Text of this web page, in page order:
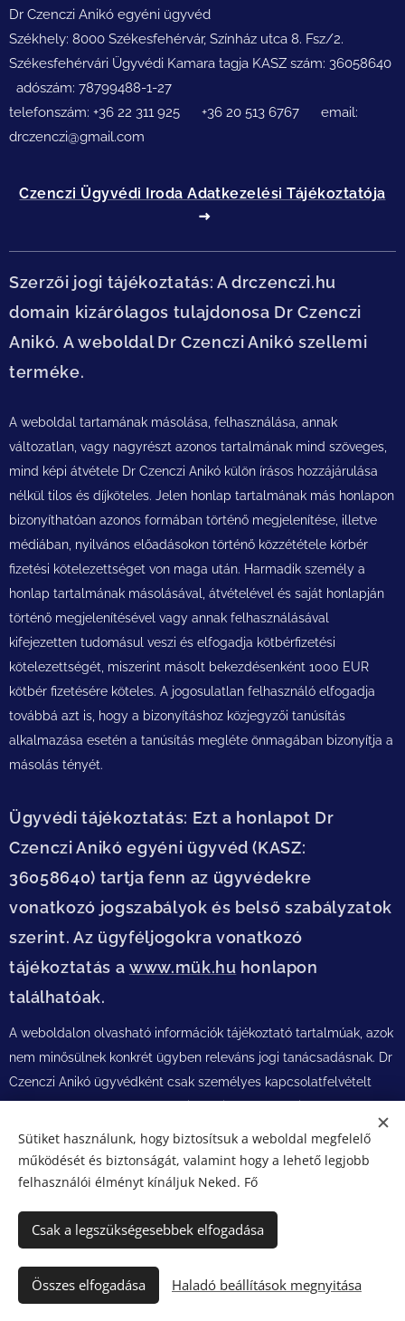
Dr Czenczi Anikó egyéni ügyvéd
Székhely: 8000 Székesfehérvár, Színház utca 8. Fsz/2.
Székesfehérvári Ügyvédi Kamara tagja KASZ szám: 36058640
adószám: 78799488-1-27
telefonszám: +36 22 311 925 +36 20 513 6767 email:
drczenczi@gmail.com
Czenczi Ügyvédi Iroda Adatkezelési Tájékoztatója
Szerzői jogi tájékoztatás: A drczenczi.hu
domain kizárólagos tulajdonosa Dr Czenczi
Anikó. A weboldal Dr Czenczi Anikó szellemi
terméke.
A weboldal tartamának másolása, felhasználása, annak
változatlan, vagy nagyrészt azonos tartalmának mind szöveges,
mind képi átvétele Dr Czenczi Anikó külön írásos hozzájárulása
nélkül tilos és díjköteles. Jelen honlap tartalmának más honlapon
bizonyíthatóan azonos formában történő megjelenítése, illetve
médiában, nyilvános előadásokon történő közzététele körbér
fizetési kötelezettséget von maga után. Harmadik személy a
honlap tartalmának másolásával, átvételével és saját honlapján
történő megjelenítésével vagy annak felhasználásával
kifejezetten tudomásul veszi és elfogadja kötbérfizetési
kötelezettségét, miszerint másolt bekezdésenként 1000 EUR
kötbér fizetésére köteles. A jogosulatlan felhasználó elfogadja
továbbá azt is, hogy a bizonyításhoz közjegyzői tanúsítás
alkalmazása esetén a tanúsítás megléte önmagában bizonyítja a
másolás tényét.
Ügyvédi tájékoztatás: Ezt a honlapot Dr
Czenczi Anikó egyéni ügyvéd (KASZ:
36058640) tartja fenn az ügyvédekre
vonatkozó jogszabályok és belső szabályzatok
szerint. Az ügyféljogokra vonatkozó
tájékoztatás a www.mük.hu honlapon
találhatóak.
A weboldalon olvasható információk tájékoztató tartalmúak, azok
nem minősülnek konkrét ügyben releváns jogi tanácsadásnak. Dr
Czenczi Anikó ügyvédként csak személyes kapcsolatfelvételt
jogi tanácsot, és csak az adott ügyre kötött ügyvédi megbízási
szerződés szerint lát el ügyvédi jogi képviseletet az Ügyvédi
Tevékenységről szóló 2017. évi LXXVIII. törvényben foglalt
szabályai szerint.
Sütiket használunk, hogy biztosítsuk a weboldal megfelelő
működését és biztonságát, valamint hogy a lehető legjobb
felhasználói élményt kínáljuk Neked. Fő
Csak a legszükségesebbek elfogadása
Összes elfogadása Haladó beállítások megnyitása